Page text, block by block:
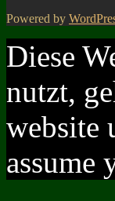
Powered by
Diese
nutzt,
website
assume